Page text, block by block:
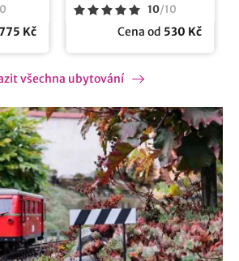
Kč
10/10
Cena od 530 Kč
všechna ubytování